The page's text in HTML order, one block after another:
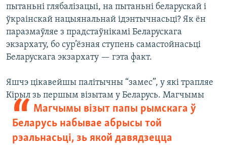
пытаньні глябалізацыі, на пытаньні беларускай і
ўкраінскай нацыянальнай ідэнтычнасьці? Як ён
паразмаўляе з прадстаўнікамі Беларускага
экзархату, бо сур’ёзная ступень самастойнасьці
Беларускага экзархату — гэта факт.
Яшчэ цікавейшы палітычны “замес”, у які трапляе
Кірыл зь першым візытам у Беларусь.
Магчымы візыт папы рымскага ў
Беларусь набывае абрысы той
рэальнасьці, зь якой давядзецца
Магчымы